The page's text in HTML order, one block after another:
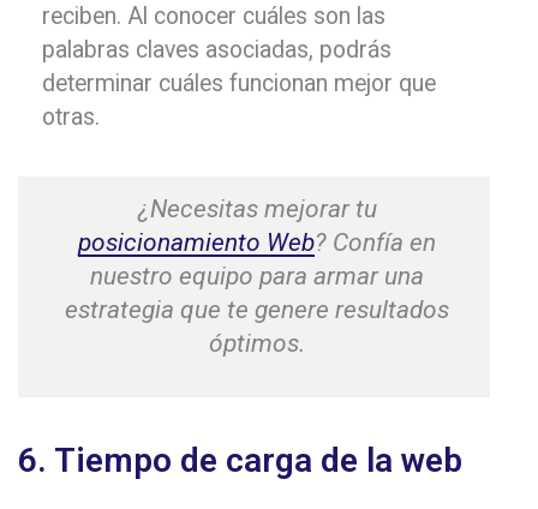
reciben. Al conocer cuáles son las
palabras claves asociadas, podrás
determinar cuáles funcionan mejor que
otras.
¿Necesitas mejorar tu
posicionamiento Web? Confía en
nuestro equipo para armar una
estrategia que te genere resultados
óptimos.
6. Tiempo de carga de la web